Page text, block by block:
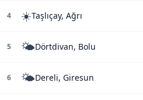
4 ☀️Taşlıçay, Ağrı
5 🌤️Dörtdivan, Bolu
6 🌤️Dereli, Giresun